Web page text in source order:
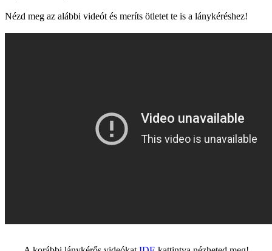
Nézd meg az alábbi videót és meríts ötletet te is a lánykéréshez!